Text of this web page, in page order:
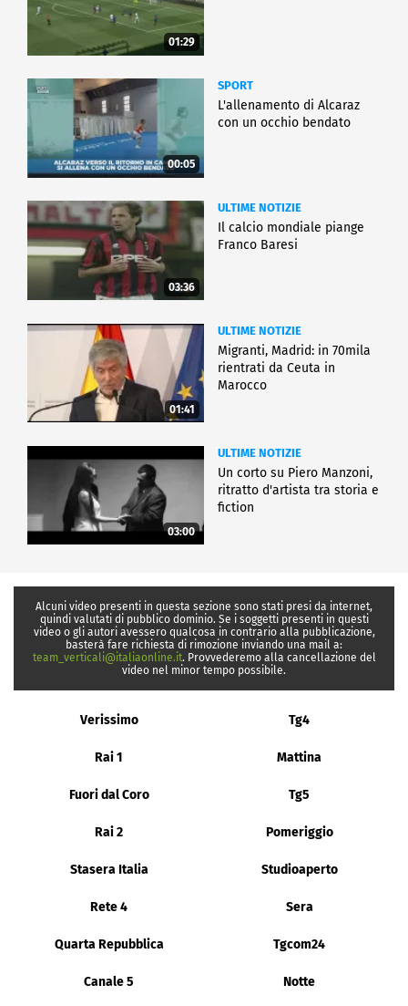
01:29
00:05
SPORT
L'allenamento di Alcaraz
con un occhio bendato
03:36
ULTIME NOTIZIE
Il calcio mondiale piange
Franco Baresi
01:41
ULTIME NOTIZIE
Migranti, Madrid: in 70mila
rientrati da Ceuta in
Marocco
03:00
ULTIME NOTIZIE
Un corto su Piero Manzoni,
ritratto d'artista tra storia e
fiction
Alcuni video presenti in questa sezione sono stati presi da internet,
quindi valutati di pubblico dominio. Se i soggetti presenti in questi
video o gli autori avessero qualcosa in contrario alla pubblicazione,
basterà fare richiesta di rimozione inviando una mail a:
team_verticali@italiaonline.it. Provvederemo alla cancellazione del
video nel minor tempo possibile.
Verissimo Tg4
Rai 1 Mattina
Fuori dal Coro Tg5
Rai 2 Pomeriggio
Stasera Italia Studioaperto
Rete 4 Sera
Quarta Repubblica Tgcom24
Canale 5 Notte